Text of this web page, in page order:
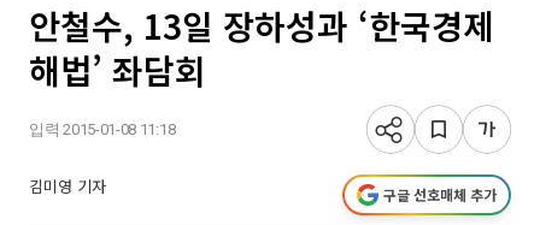
안철수, 13일 장하성과 ‘한국경제
해법’ 좌담회
입력 2015-01-08 11:18
김미영 기자 구글 선호매체 추가